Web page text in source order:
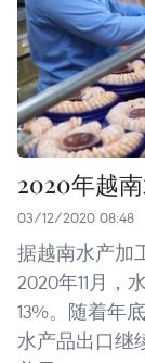
2020年越
03/12/2020 08:48
据越南水产加
2020年11月，
13%。随着年
水产品出口继